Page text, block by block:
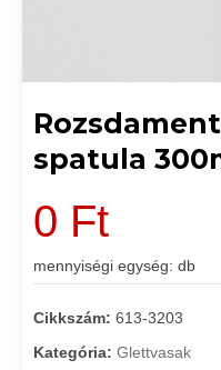
spatula
0 Ft
mennyiségi egység: db
Cikkszám: 613-3203
Kategória: Glettvasak